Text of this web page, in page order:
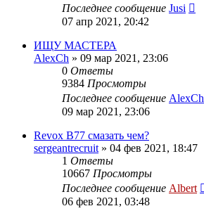
Последнее сообщение Jusi
07 апр 2021, 20:42
ИЩУ МАСТЕРА
AlexCh » 09 мар 2021, 23:06
0 Ответы
9384 Просмотры
Последнее сообщение AlexCh
09 мар 2021, 23:06
Revox B77 смазать чем?
sergeantrecruit » 04 фев 2021, 18:47
1 Ответы
10667 Просмотры
Последнее сообщение Albert
06 фев 2021, 03:48